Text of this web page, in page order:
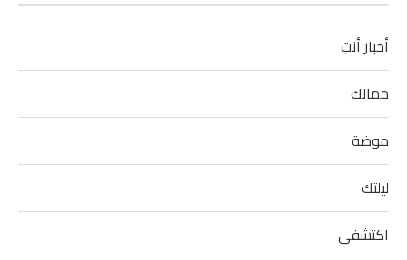
أخبار أنتِ
جمالك
موضة
ليلتك
اكتشفي